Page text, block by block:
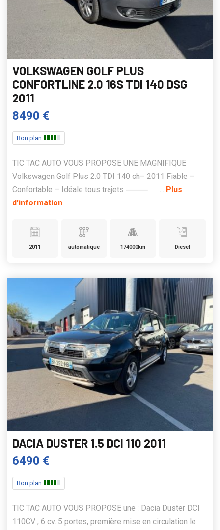
VOLKSWAGEN GOLF PLUS
CONFORTLINE 2.0 16S TDI 140 DSG
2011
8490 €
Bon plan
TIC TAC AUTO VOUS PROPOSE UNE MAGNIFIQUE
Volkswagen Golf Plus 2.0 TDI 140 ch– 2011 Fiable –
Confortable – Idéale tous trajets ⸻ 🔹 ... Plus
d'information
2011 automatique 174000km Diesel
DACIA DUSTER 1.5 DCI 110 2011
6490 €
Bon plan
TIC TAC AUTO VOUS PROPOSE une : Dacia Duster DCI
110CV , 6 cv, 5 portes, première mise en circulation le